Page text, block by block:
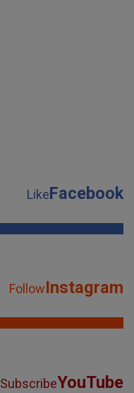
LikeFacebook
FollowInstagram
SubscribeYouTube